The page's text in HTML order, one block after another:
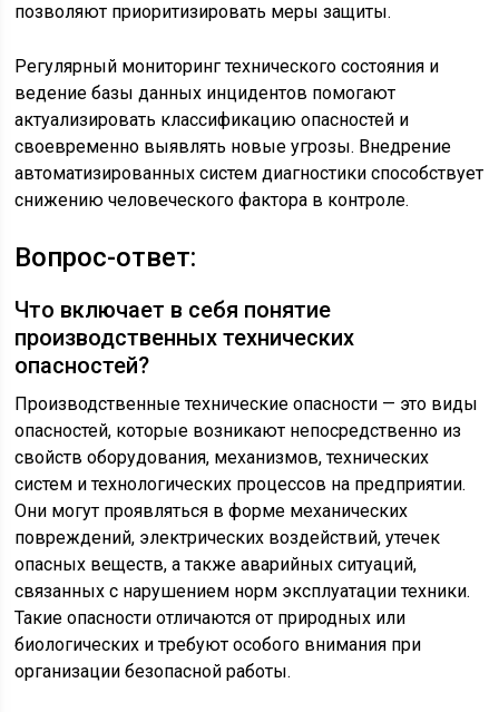
позволяют приоритизировать меры защиты.
Регулярный мониторинг технического состояния и
ведение базы данных инцидентов помогают
актуализировать классификацию опасностей и
своевременно выявлять новые угрозы. Внедрение
автоматизированных систем диагностики способствует
снижению человеческого фактора в контроле.
Вопрос-ответ:
Что включает в себя понятие
производственных технических
опасностей?
Производственные технические опасности — это виды
опасностей, которые возникают непосредственно из
свойств оборудования, механизмов, технических
систем и технологических процессов на предприятии.
Они могут проявляться в форме механических
повреждений, электрических воздействий, утечек
опасных веществ, а также аварийных ситуаций,
связанных с нарушением норм эксплуатации техники.
Такие опасности отличаются от природных или
биологических и требуют особого внимания при
организации безопасной работы.